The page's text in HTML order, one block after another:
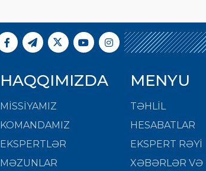
HAQQIMIZDA
MISSIYAMIZ
KOMANDAMIZ
EKSPERTLƏR
MƏZUNLAR
MENYU
TƏHLİL
HESABATLAR
EKSPERT RƏYİ
XƏBƏRLƏR VƏ